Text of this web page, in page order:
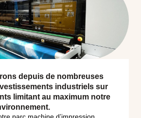
depuis de nombreuses
industriels sur
limitant au maximum notre